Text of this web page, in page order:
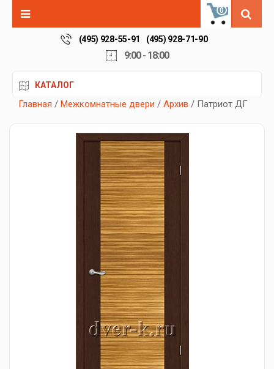
0
(495) 928-55-91 (495) 928-71-90
9:00 - 18:00
КАТАЛОГ
Главная / Межкомнатные двери / Архив / Патриот ДГ